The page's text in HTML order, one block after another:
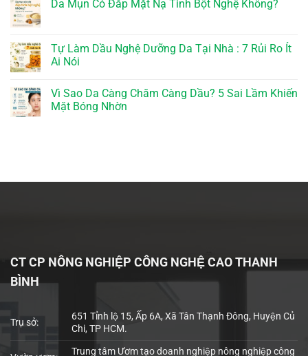
Da Mụn Có Đắp Mặt Nạ Tinh Bột Nghệ Không?
Tự Làm Dầu Nghệ Dưỡng Da Tại Nhà : 7 Rủi Ro Ít
Ai Nói
Vì Sao Da Càng Chăm Càng Dầu? 5 Sai Lầm Khiến
Mặt Bóng Nhờn
CT CP NÔNG NGHIỆP CÔNG NGHỆ CAO THANH
BÌNH
Trụ sở:
651 Tỉnh lộ 15, Ấp 6A, Xã Tân Thạnh Đông, Huyện Củ
Chi, TP HCM.
Trung tâm Ươm tạo doanh nghiệp nông nghiệp công